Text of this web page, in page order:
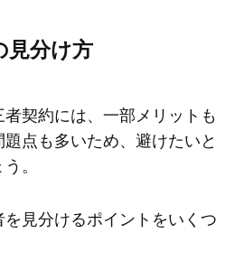
見分け方
契約には、一部メリットも
点も多いため、避けたいと
。
見分けるポイントをいくつ